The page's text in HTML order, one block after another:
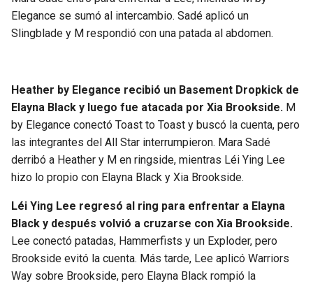
Elegance se sumó al intercambio. Sadé aplicó un
Slingblade y M respondió con una patada al abdomen.
Heather by Elegance recibió un Basement Dropkick de
Elayna Black y luego fue atacada por Xia Brookside. M
by Elegance conectó Toast to Toast y buscó la cuenta, pero
las integrantes del All Star interrumpieron. Mara Sadé
derribó a Heather y M en ringside, mientras Léi Ying Lee
hizo lo propio con Elayna Black y Xia Brookside.
Léi Ying Lee regresó al ring para enfrentar a Elayna
Black y después volvió a cruzarse con Xia Brookside.
Lee conectó patadas, Hammerfists y un Exploder, pero
Brookside evitó la cuenta. Más tarde, Lee aplicó Warriors
Way sobre Brookside, pero Elayna Black rompió la